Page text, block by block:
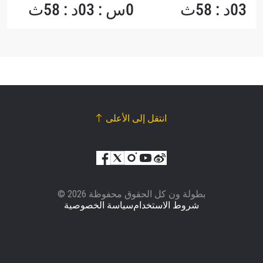
03د : 58ث 0س : 03د : 58ث
انتقل إلى الأعلى
© بطولة ون كل الحقوق محفوظة 2026
سياسة الخصوصيةشروط الاستخدام